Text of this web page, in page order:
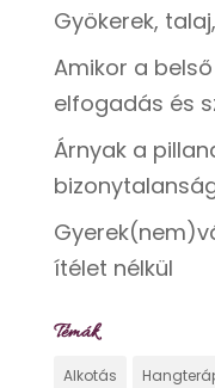
Gyökerek,
Amikor a
elfogadás és
Árnyak a
ítélet nélkül
Témák
Alkotás